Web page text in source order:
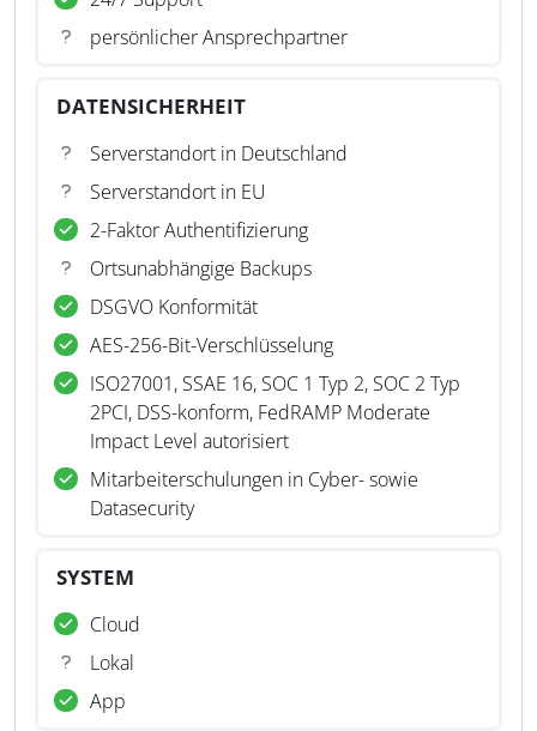
persönlicher Ansprechpartner
DATENSICHERHEIT
Serverstandort in Deutschland
Serverstandort in EU
2-Faktor Authentifizierung
Ortsunabhängige Backups
DSGVO Konformität
AES-256-Bit-Verschlüsselung
ISO27001, SSAE 16, SOC 1 Typ 2, SOC 2 Typ
2PCI, DSS-konform, FedRAMP Moderate
Impact Level autorisiert
Mitarbeiterschulungen in Cyber- sowie
Datasecurity
SYSTEM
Cloud
Lokal
App